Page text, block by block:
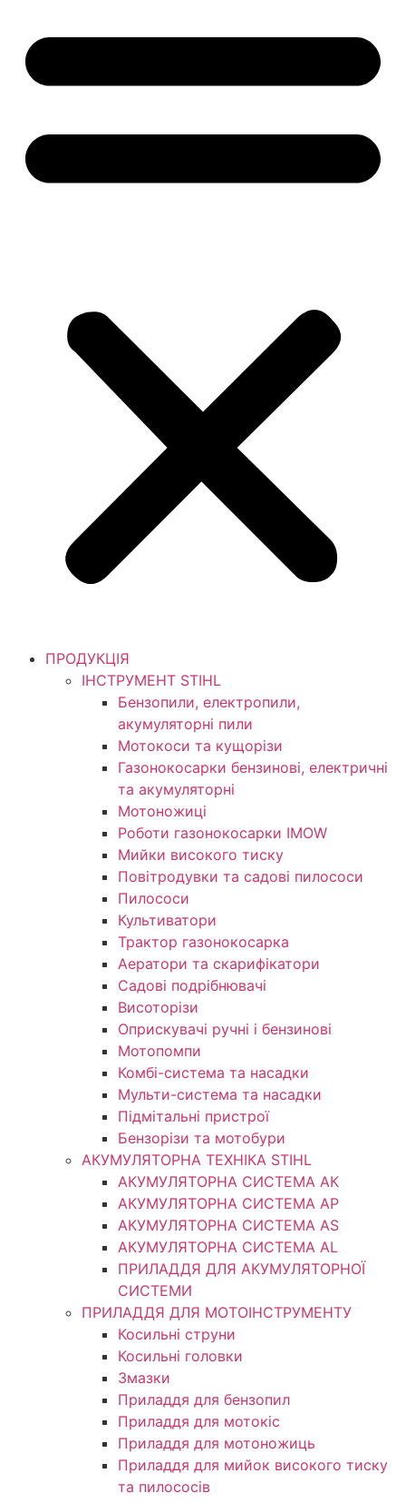
ПРОДУКЦІЯ
ІНСТРУМЕНТ STIHL
Бензопили, електропили,
акумуляторні пили
Мотокоси та кущорізи
Газонокосарки бензинові, електричні
та акумуляторні
Мотоножиці
Роботи газонокосарки IMOW
Мийки високого тиску
Повітродувки та садові пилососи
Пилососи
Культиватори
Трактор газонокосарка
Аератори та скарифікатори
Садові подрібнювачі
Висоторізи
Оприскувачі ручні і бензинові
Мотопомпи
Комбі-система та насадки
Мульти-система та насадки
Підмітальні пристрої
Бензорізи та мотобури
АКУМУЛЯТОРНА ТЕХНІКА STIHL
АКУМУЛЯТОРНА СИСТЕМА АК
АКУМУЛЯТОРНА СИСТЕМА АР
АКУМУЛЯТОРНА СИСТЕМА AS
АКУМУЛЯТОРНА СИСТЕМА AL
ПРИЛАДДЯ ДЛЯ АКУМУЛЯТОРНОЇ
СИСТЕМИ
ПРИЛАДДЯ ДЛЯ МОТОІНСТРУМЕНТУ
Косильні струни
Косильні головки
Змазки
Приладдя для бензопил
Приладдя для мотокіс
Приладдя для мотоножиць
Приладдя для мийок високого тиску
та пилососів